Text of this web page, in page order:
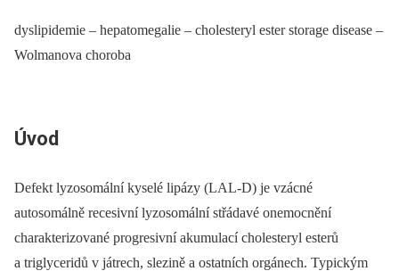
dyslipidemie – hepatomegalie – cholesteryl ester storage disease –
Wolmanova choroba
Úvod
Defekt lyzosomální kyselé lipázy (LAL-D) je vzácné
autosomálně recesivní lyzosomální střádavé onemocnění
charakterizované progresivní akumulací cholesteryl esterů
a triglyceridů v játrech, slezině a ostatních orgánech. Typickým